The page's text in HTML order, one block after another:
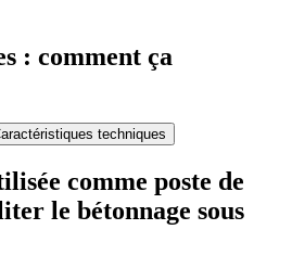
: comment ça
techniques
comme poste de
le bétonnage sous